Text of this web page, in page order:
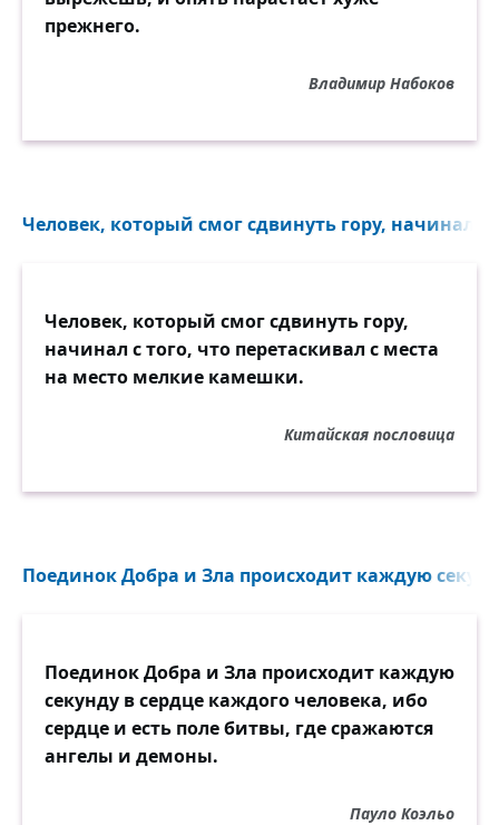
прежнего.
Владимир Набоков
Человек, который смог сдвинуть гору, начинал с
Человек, который смог сдвинуть гору,
начинал с того, что перетаскивал с места
на место мелкие камешки.
Китайская пословица
Поединок Добра и Зла происходит каждую
Поединок Добра и Зла происходит каждую
секунду в сердце каждого человека, ибо
сердце и есть поле битвы, где сражаются
ангелы и демоны.
Пауло Коэльо